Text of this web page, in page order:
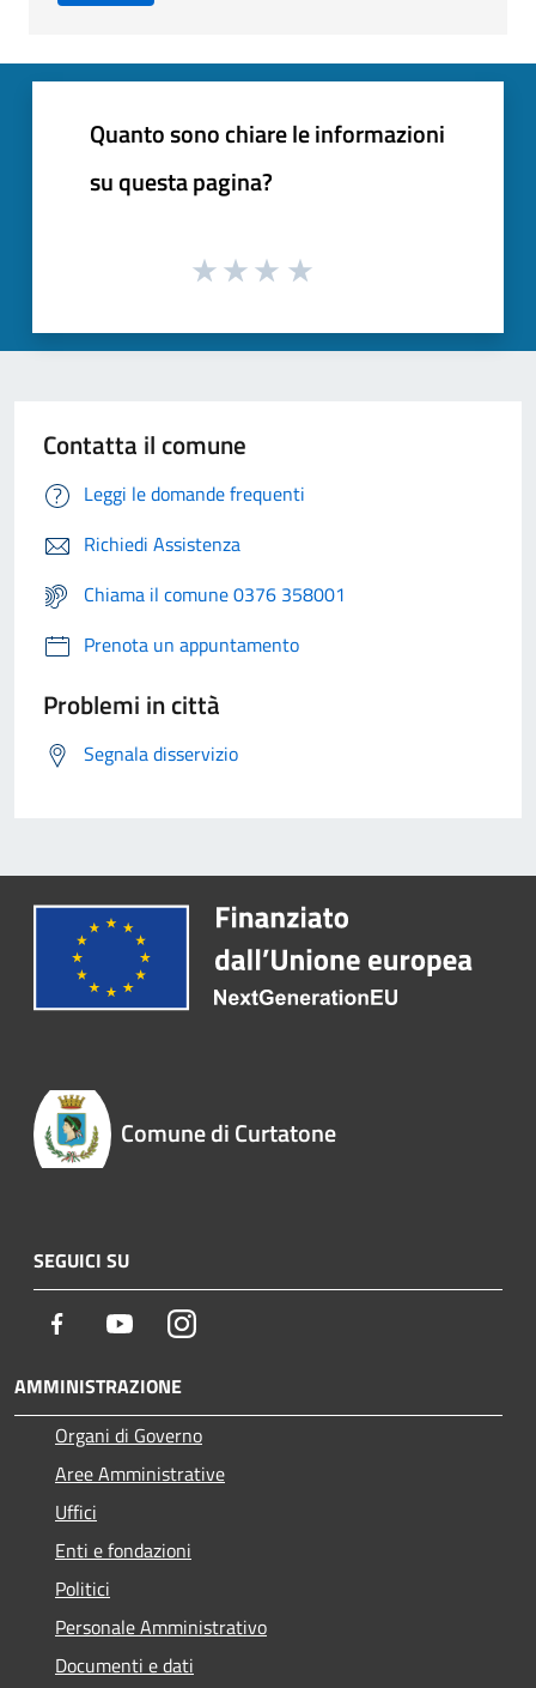
Quanto sono chiare le informazioni
su questa pagina?
Contatta il comune
Leggi le domande frequenti
Richiedi Assistenza
Chiama il comune 0376 358001
Prenota un appuntamento
Problemi in città
Segnala disservizio
Comune di Curtatone
SEGUICI SU
Facebook YoutubeInstagram
AMMINISTRAZIONE
Organi di Governo
Aree Amministrative
Uffici
Enti e fondazioni
Politici
Personale Amministrativo
Documenti e dati